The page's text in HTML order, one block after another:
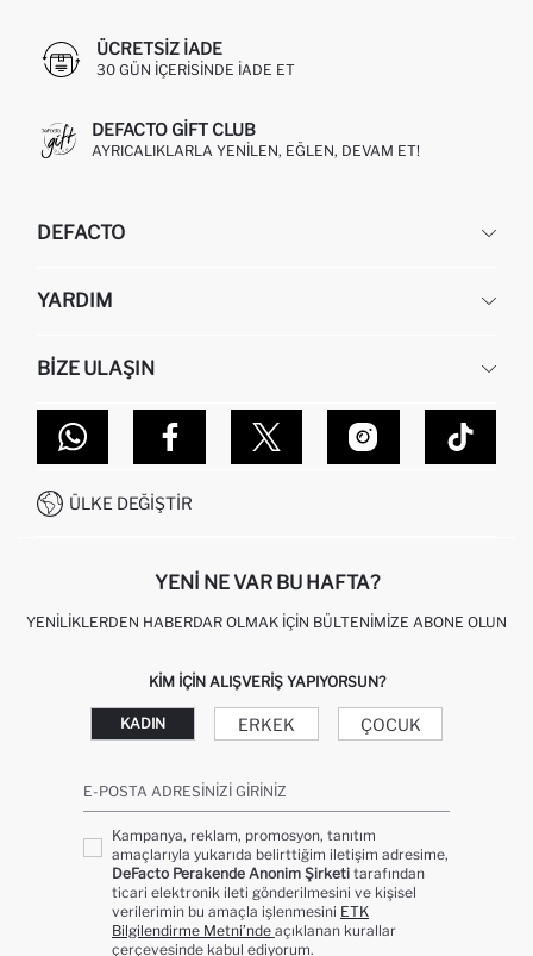
ÜCRETSIZ IADE
30 GÜN IÇERISINDE IADE ET
DEFACTO GIFT CLUB
AYRICALIKLARLA YENILEN, EĞLEN, DEVAM ET!
DEFACTO
HAKKIMIZDA
KURUMSAL SATIŞ
DEFACTO TEKNOLOJI
SITEMAP
YARDIM
SIPARIŞIMI NASIL TAKIP EDERIM?
NASIL İADE EDERIM?
GIFT CLUB SIKÇA SORULAN SORULAR
İŞLEM REHBERI
KAMPANYALAR
BIZE ULAŞIN
MAĞAZALARIMIZ
İLETIŞIM FORMU
0850 333 22 86
ÜLKE DEĞIŞTIR
YENI NE VAR BU HAFTA?
YENILIKLERDEN HABERDAR OLMAK İÇIN BÜLTENIMIZE ABONE OLUN
KIM IÇIN ALIŞVERIŞ YAPIYORSUN?
KADIN ERKEK ÇOCUK
E-POSTA ADRESINIZI GIRINIZ
Kampanya, reklam, promosyon, tanıtım
amaçlarıyla yukarıda belirttiğim iletişim adresime,
DeFacto Perakende Anonim Şirketi tarafından
ticari elektronik ileti gönderilmesini ve kişisel
verilerimin bu amaçla işlenmesini ETK
Bilgilendirme Metni’nde açıklanan kurallar
çerçevesinde kabul ediyorum.